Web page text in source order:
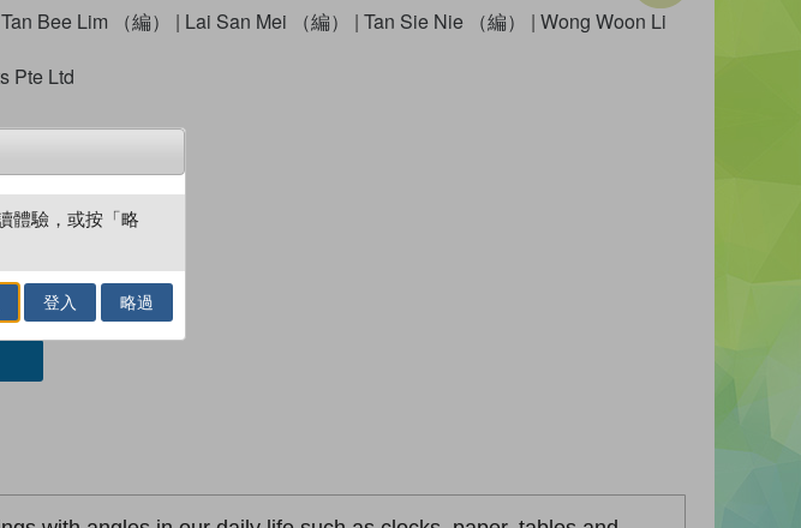
Tan Bee Lim （編） | Lai San Mei （編） | Tan Sie Nie （編） | Wong Woon Li
Pte Ltd
加入閱讀紀錄
體驗，或按「略
登入 略過